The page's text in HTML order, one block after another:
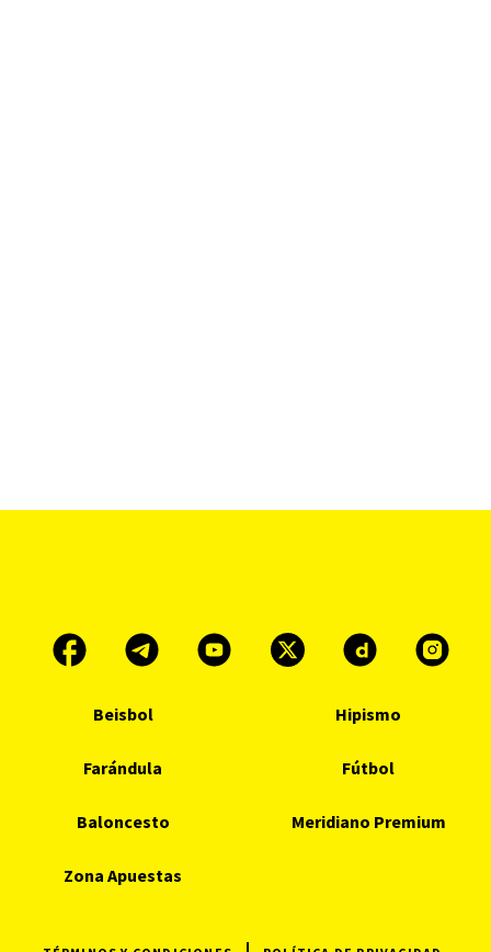
Beisbol Hipismo
Farándula Fútbol
Baloncesto Meridiano Premium
Zona Apuestas